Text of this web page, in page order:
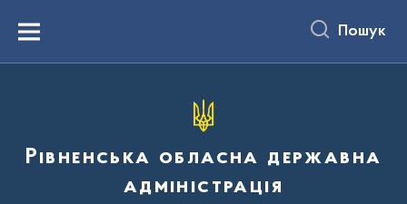
вмістуMenu Пошук
Рівненська обласна державна
адміністрація